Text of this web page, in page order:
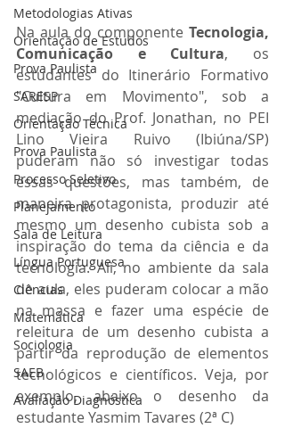
Metodologias Ativas
Orientação de Estudos
Prova Paulista
SARESP
Orientação Técnica
Prova Paulista
Processo Seletivo
Planejamento
Sala de Leitura
Língua Portuguesa
Ciências
Matemática
Sociologia
SAEB
Avaliação Diagnóstica
Na aula do componente Tecnologia,
Comunicação e Cultura, os
estudantes do Itinerário Formativo
"Cultura em Movimento", sob a
mediação do Prof. Jonathan, no PEI
Lino Vieira Ruivo (Ibiúna/SP)
puderam não só investigar todas
essas questões, mas também, de
maneira protagonista, produzir até
mesmo um desenho cubista sob a
inspiração do tema da ciência e da
tecnologia. Ali, no ambiente da sala
de aula, eles puderam colocar a mão
na massa e fazer uma espécie de
releitura de um desenho cubista a
partir da reprodução de elementos
tecnológicos e científicos. Veja, por
exemplo, abaixo o desenho da
estudante Yasmim Tavares (2ª C)